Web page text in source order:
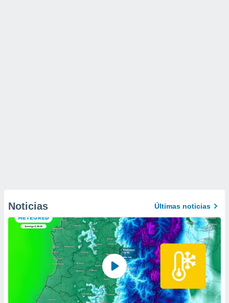
Noticias Últimas noticias